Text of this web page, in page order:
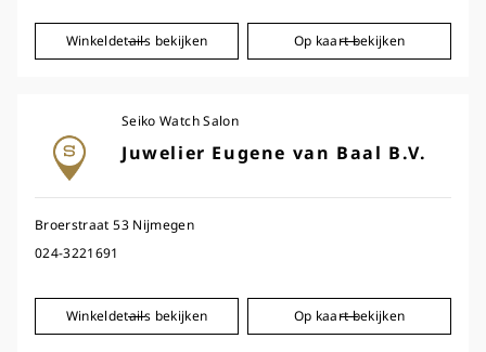
Winkeldetails bekijken Op kaart bekijken
Seiko Watch Salon
Juwelier Eugene van Baal B.V.
Broerstraat 53 Nijmegen
024-3221691
Winkeldetails bekijken Op kaart bekijken